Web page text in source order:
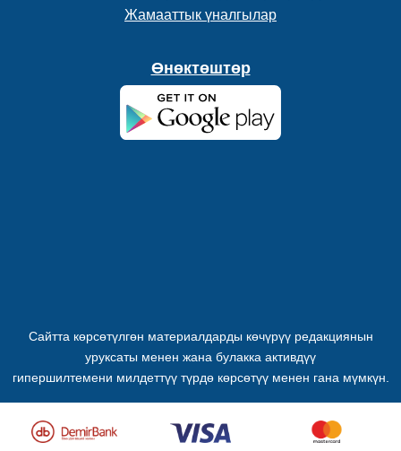
Жамааттык үналгылар
Өнөктөштөр
Сайтта көрсөтүлгөн материалдарды көчүрүү редакциянын
уруксаты менен жана булакка активдүү
гипершилтемени милдеттүү түрдө көрсөтүү менен гана мүмкүн.